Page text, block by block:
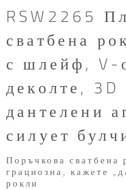
RSW2265
сватбена
с шлейф, V-
деколте, 3D
дантелени
силует
Поръчкова сватбена
грациозна, кажете
рокли